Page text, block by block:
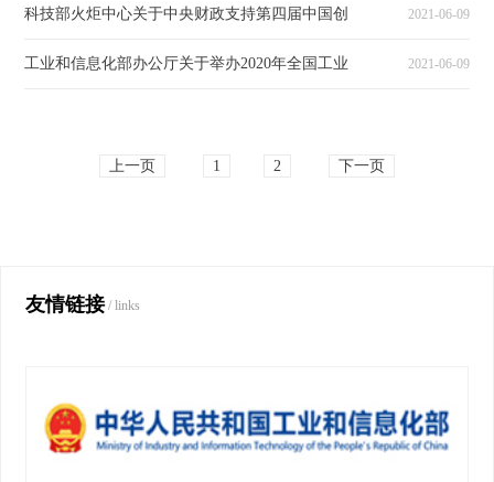
科技部火炬中心关于中央财政支持第四届中国创 2021-06-09
工业和信息化部办公厅关于举办2020年全国工业 2021-06-09
上一页 1 2 下一页
友情链接/ links